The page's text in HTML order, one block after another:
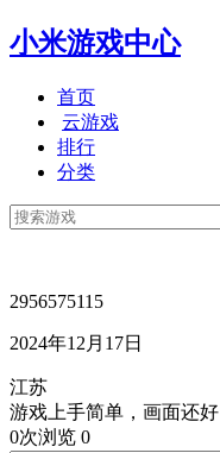
小米游戏中心
首页
云游戏
排行
分类
2956575115
2024年12月17日
江苏
游戏上手简单，画面还好
0次浏览 0